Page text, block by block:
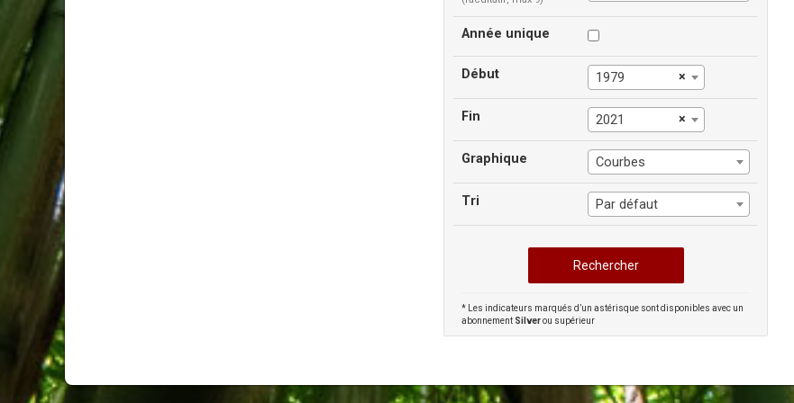
Année unique
Début ×
1979
Fin ×
2021
Graphique Courbes
Tri Par défaut
* Les indicateurs marqués d’un astérisque sont disponibles avec un
abonnement Silverou supérieur